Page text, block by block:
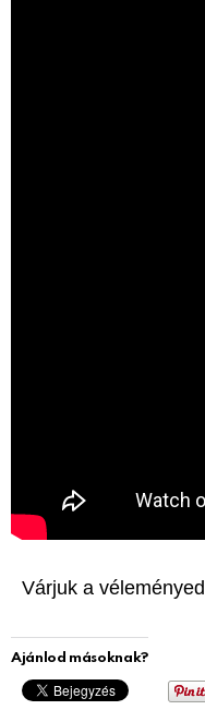
Várjuk a véleményed
Ajánlod másoknak?